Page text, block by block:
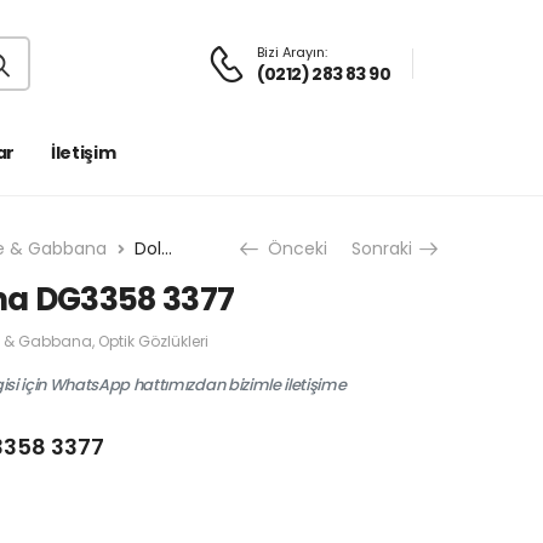
Bizi Arayın:
(0212) 283 83 90
İletişim
& Gabbana Dolce & Gabbana DG3358 3377 Önceki Sonraki
DG3358 3377
& Gabbana, Optik Gözlükleri
için WhatsApp hattımızdan bizimle iletişime
3377